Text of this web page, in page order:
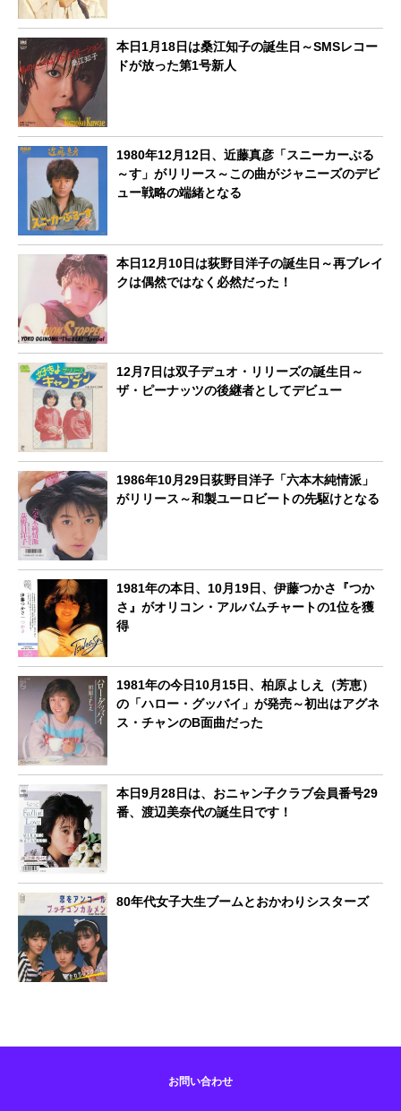
本日1月18日は桑江知子の誕生日～SMSレコー
ドが放った第1号新人
1980年12月12日、近藤真彦「スニーカーぶる
～す」がリリース～この曲がジャニーズのデビ
ュー戦略の端緒となる
本日12月10日は荻野目洋子の誕生日～再ブレイ
クは偶然ではなく必然だった！
12月7日は双子デュオ・リリーズの誕生日～
ザ・ピーナッツの後継者としてデビュー
1986年10月29日荻野目洋子「六本木純情派」
がリリース～和製ユーロビートの先駆けとなる
1981年の本日、10月19日、伊藤つかさ『つか
さ』がオリコン・アルバムチャートの1位を獲
得
1981年の今日10月15日、柏原よしえ（芳恵）
の「ハロー・グッバイ」が発売～初出はアグネ
ス・チャンのB面曲だった
本日9月28日は、おニャン子クラブ会員番号29
番、渡辺美奈代の誕生日です！
80年代女子大生ブームとおかわりシスターズ
お問い合わせ